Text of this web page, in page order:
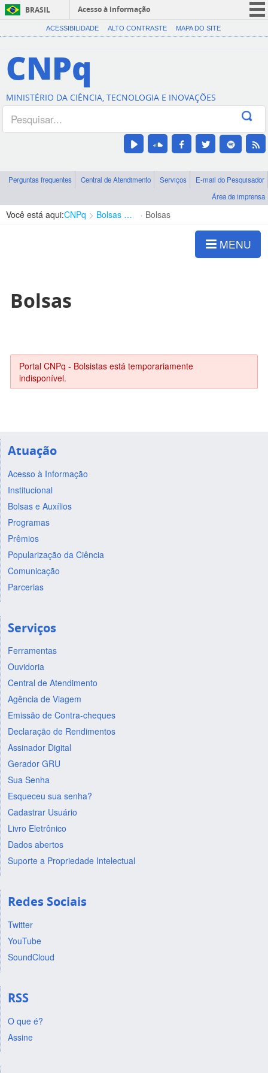
BRASIL
Acesso à informação
CORONAVÍRUS (COVID-19)
Canais
ACESSIBILIDADE ALTO CONTRASTE MAPA DO SITE
CNPq
MINISTÉRIO DA CIÊNCIA, TECNOLOGIA E INOVAÇÕES
Perguntas frequentes Central de Atendimento Serviços
E-mail do Pesquisador
Área de imprensa
Você está aqui:CNPq Bolsas e Auxílios Vigentes Bolsas
MENU
Bolsas
Portal CNPq - Bolsistas está temporariamente
indisponível.
Atuação
Acesso à Informação
Institucional
Bolsas e Auxílios
Programas
Prêmios
Popularização da Ciência
Comunicação
Parcerias
Serviços
Ferramentas
Ouvidoria
Central de Atendimento
Agência de Viagem
Emissão de Contra-cheques
Declaração de Rendimentos
Assinador Digital
Gerador GRU
Sua Senha
Esqueceu sua senha?
Cadastrar Usuário
Livro Eletrônico
Dados abertos
Suporte a Propriedade Intelectual
Redes Sociais
Twitter
YouTube
SoundCloud
RSS
O que é?
Assine